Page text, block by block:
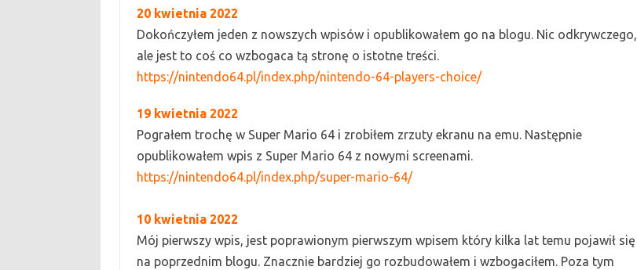
20 kwietnia2022
Dokończyłem jeden z nowszych wpisów i opublikowałem go na blogu. Nic odkrywczego,
ale jest to coś co wzbogaca tą stronę o istotne treści.
https://nintendo64.pl/index.php/nintendo-64-players-choice/
19 kwietnia2022
Pograłem trochę w Super Mario 64i zrobiłem zrzuty ekranu na emu. Następnie
opublikowałem wpis z Super Mario 64 z nowymi screenami.
https://nintendo64.pl/index.php/super-mario-64/
10 kwietnia 2022
Mój pierwszy wpis, jest poprawionym pierwszym wpisem który kilka lat temu pojawił się
na poprzednim blogu. Znacznie bardziej go rozbudowałem i wzbogaciłem. Poza tym